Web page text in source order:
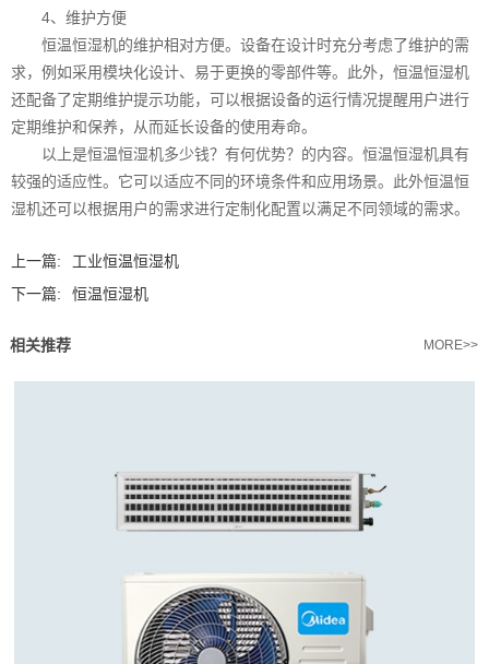
4、维护方便
恒温恒湿机的维护相对方便。设备在设计时充分考虑了维护的需
求，例如采用模块化设计、易于更换的零部件等。此外，恒温恒湿机
还配备了定期维护提示功能，可以根据设备的运行情况提醒用户进行
定期维护和保养，从而延长设备的使用寿命。
以上是恒温恒湿机多少钱？有何优势？的内容。恒温恒湿机具有
较强的适应性。它可以适应不同的环境条件和应用场景。此外恒温恒
湿机还可以根据用户的需求进行定制化配置以满足不同领域的需求。‍
上一篇:
工业恒温恒湿机
下一篇:
恒温恒湿机
相关推荐 MORE>>